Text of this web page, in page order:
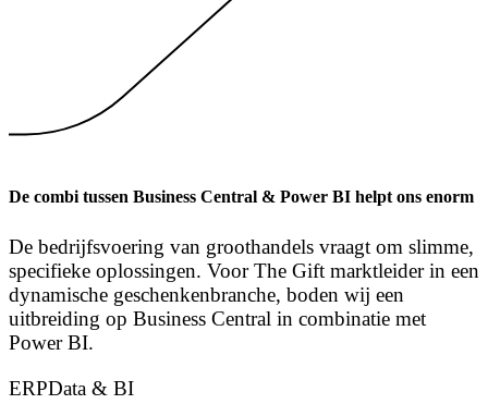
De combi tussen Business Central & Power BI helpt ons enorm
De bedrijfsvoering van groothandels vraagt om slimme,
specifieke oplossingen. Voor The Gift marktleider in een
dynamische geschenkenbranche, boden wij een
uitbreiding op Business Central in combinatie met
Power BI.
ERPData & BI